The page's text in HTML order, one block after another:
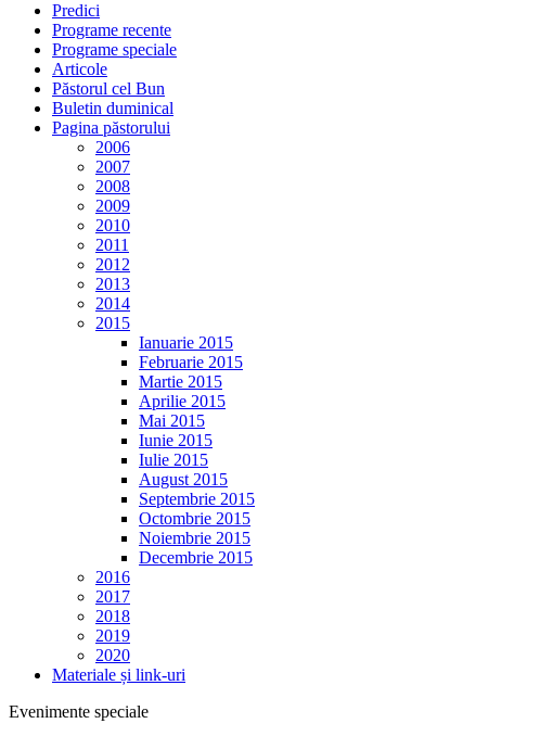
Predici
Programe recente
Programe speciale
Articole
Păstorul cel Bun
Buletin duminical
Pagina păstorului
2006
2007
2008
2009
2010
2011
2012
2013
2014
2015
Ianuarie 2015
Februarie 2015
Martie 2015
Aprilie 2015
Mai 2015
Iunie 2015
Iulie 2015
August 2015
Septembrie 2015
Octombrie 2015
Noiembrie 2015
Decembrie 2015
2016
2017
2018
2019
2020
Materiale și link-uri
Evenimente speciale